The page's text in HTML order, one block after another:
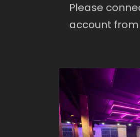
user/dancebookpl
Please
account